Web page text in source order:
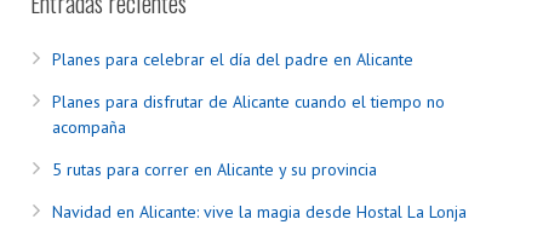
Planes para celebrar el día del padre en Alicante
Planes para disfrutar de Alicante cuando el tiempo no
acompaña
5 rutas para correr en Alicante y su provincia
Navidad en Alicante: vive la magia desde Hostal La Lonja